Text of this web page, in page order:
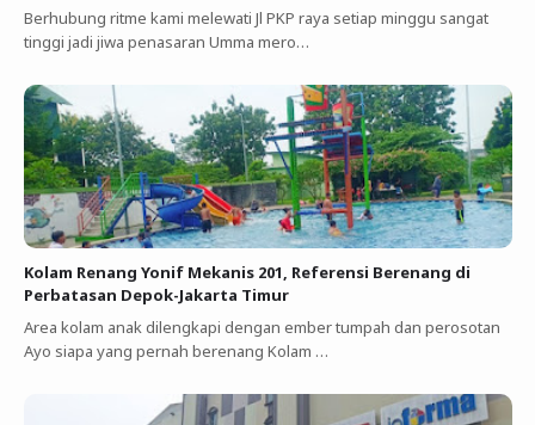
Berhubung ritme kami melewati Jl PKP raya setiap minggu sangat
tinggi jadi jiwa penasaran Umma mero…
Kolam Renang Yonif Mekanis 201, Referensi Berenang di
Perbatasan Depok-Jakarta Timur
Area kolam anak dilengkapi dengan ember tumpah dan perosotan
Ayo siapa yang pernah berenang Kolam …